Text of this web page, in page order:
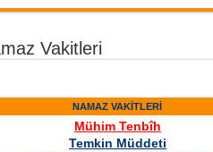
Vakitleri